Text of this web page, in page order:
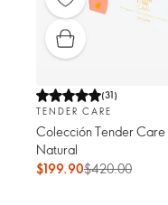
(31)
TENDER CARE
Colección Tender
Natural
$199.90$420.00